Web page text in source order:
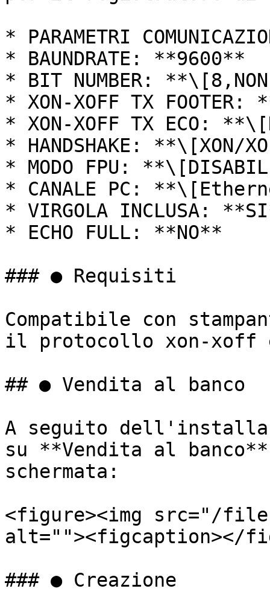
* PARAMETRI
* BAUNDRATE: **9600**
* BIT NUMBER:
* XON-XOFF TX
* XON-XOFF TX ECO:
* HANDSHAKE: **\[XON/
* MODO FPU:
* CANALE PC:
* VIRGOLA INCLUSA:
* ECHO FULL: **NO**
### ● Requisiti
Compatibile con
il protocollo xon-xoff
## ● Vendita al banco
A seguito
su **Vendita al
schermata:
<figure><img src="/files/
alt=""><figcaption></
### ● Creazione